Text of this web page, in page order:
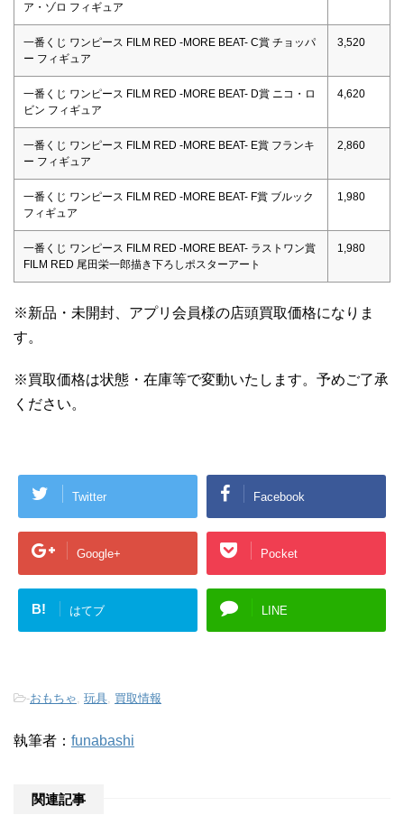
ア・ゾロ フィギュア
一番くじ ワンピース FILM RED -MORE BEAT- C賞 チョッパ
ー フィギュア
3,520
一番くじ ワンピース FILM RED -MORE BEAT- D賞 ニコ・ロ
ビン フィギュア
4,620
一番くじ ワンピース FILM RED -MORE BEAT- E賞 フランキ
ー フィギュア
2,860
一番くじ ワンピース FILM RED -MORE BEAT- F賞 ブルック
フィギュア
1,980
一番くじ ワンピース FILM RED -MORE BEAT- ラストワン賞
FILM RED 尾田栄一郎描き下ろしポスターアート
1,980
※新品・未開封、アプリ会員様の店頭買取価格になりま
す。
※買取価格は状態・在庫等で変動いたします。予めご了承
ください。
Twitter Facebook
Google+ Pocket
B! はてブ LINE
-おもちゃ, 玩具, 買取情報
執筆者： funabashi
関連記事